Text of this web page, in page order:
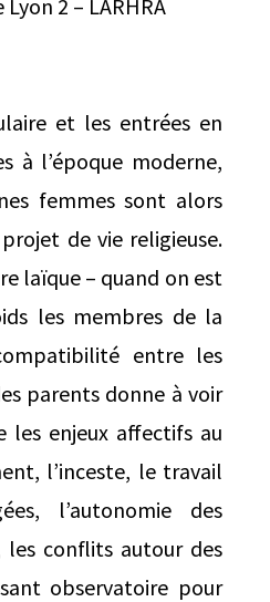
2 – LARHRA
et les entrées en
à l’époque moderne,
femmes sont alors
de vie religieuse.
laïque – quand on est
les membres de la
entre les
parents donne à voir
les enjeux affectifs au
l’inceste, le travail
l’autonomie des
les conﬂits autour des
observatoire pour